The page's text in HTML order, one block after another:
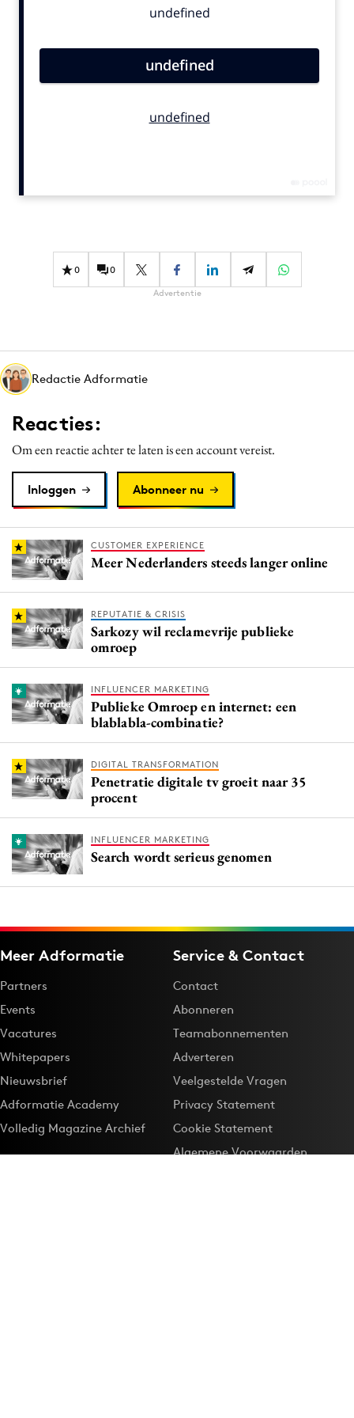
Contentmarketing
Effectiviteit
Gedragsverandering
Martech
Media
Merkstrategie
PR
Programmatic
Reputatie & crisis
0 0
Advertentie
Redactie Adformatie
Reacties:
Om een reactie achter te laten is een account vereist.
Inloggen Abonneer nu
CUSTOMER EXPERIENCE
Meer Nederlanders steeds langer online
REPUTATIE & CRISIS
Sarkozy wil reclamevrije publieke
omroep
INFLUENCER MARKETING
Publieke Omroep en internet: een
blablabla-combinatie?
DIGITAL TRANSFORMATION
Penetratie digitale tv groeit naar 35
procent
INFLUENCER MARKETING
Search wordt serieus genomen
Meer Adformatie
Partners
Events
Vacatures
Whitepapers
Nieuwsbrief
Adformatie Academy
Volledig Magazine Archief
Service & Contact
Contact
Abonneren
Teamabonnementen
Adverteren
Veelgestelde Vragen
Privacy Statement
Cookie Statement
Algemene Voorwaarden